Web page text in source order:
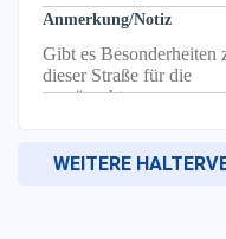
Anmerkung/Notiz
WEITERE